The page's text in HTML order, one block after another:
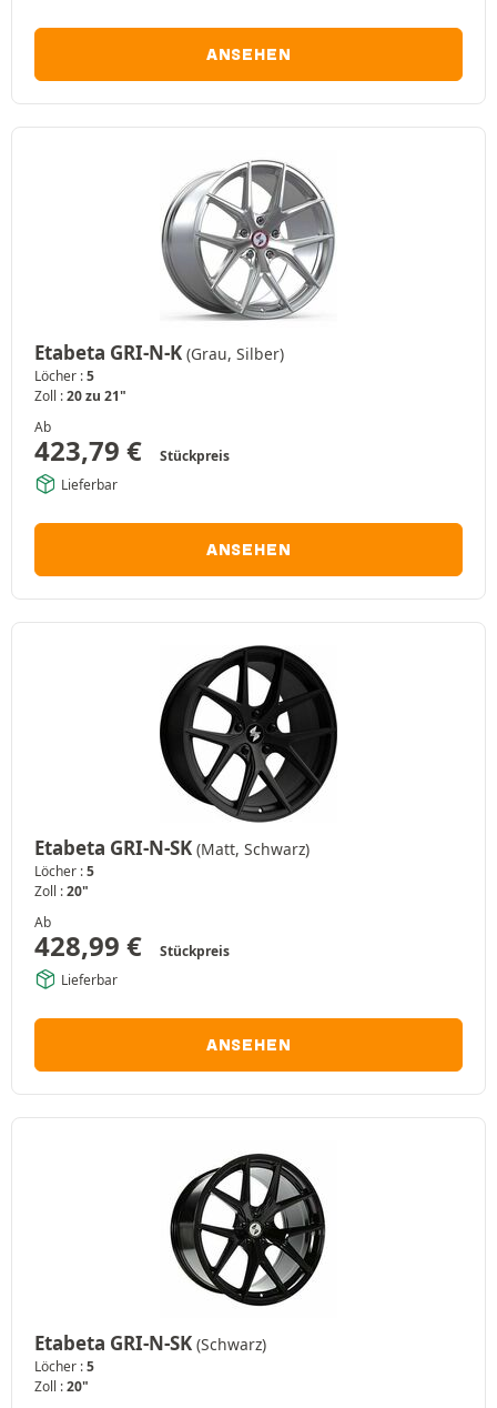
ANSEHEN
Etabeta GRI-N-K (Grau, Silber)
Löcher :5
Zoll :20 zu 21"
Ab
423,79 €
Stückpreis
Lieferbar
ANSEHEN
Etabeta GRI-N-SK (Matt, Schwarz)
Löcher :5
Zoll :20"
Ab
428,99 €
Stückpreis
Lieferbar
ANSEHEN
Etabeta GRI-N-SK (Schwarz)
Löcher :5
Zoll :20"